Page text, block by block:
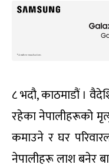
८ भदौ, काठमाडौं ।
रहेका नेपालीहरूको
कमाउने र घर
नेपालीहरू लाश बनेर